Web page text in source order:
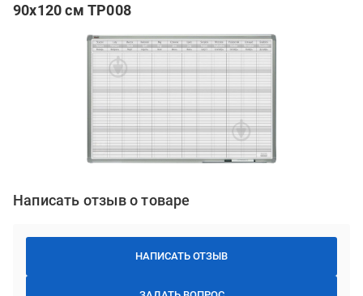
90х120 см TP008
Написать отзыв о товаре
НАПИСАТЬ ОТЗЫВ